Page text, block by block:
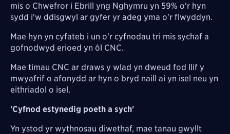
mis o Chwefror i Ebrill yng Nghymru yn 59% o'r hyn
sydd i'w ddisgwyl ar gyfer yr adeg yma o'r flwyddyn.
Mae hyn yn cyfateb i un o'r cyfnodau tri mis sychaf a
gofnodwyd erioed yn ôl CNC.
Mae timau CNC ar draws y wlad yn dweud fod llif y
mwyafrif o afonydd ar hyn o bryd naill ai yn isel neu yn
eithriadol o isel.
'Cyfnod estynedig poeth a sych'
Yn ystod yr wythnosau diwethaf, mae tanau gwyllt